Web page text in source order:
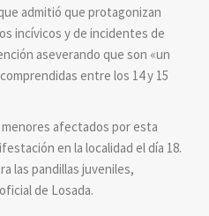
admitió que protagonizan
incívicos y de incidentes de
aseverando que son «un
entre los 14 y 15
afectados por esta
en la localidad el día 18.
las pandillas juveniles,
de Losada.